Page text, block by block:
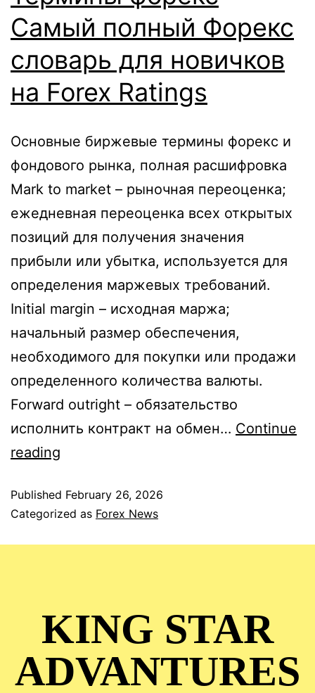
Самый полный Форекс
словарь для новичков
на Forex Ratings
Основные биржевые термины форекс и
фондового рынка, полная расшифровка
Mark to market – рыночная переоценка;
ежедневная переоценка всех открытых
позиций для получения значения
прибыли или убытка, используется для
определения маржевых требований.
Initial margin – исходная маржа;
начальный размер обеспечения,
необходимого для покупки или продажи
определенного количества валюты.
Forward outright – обязательство
исполнить контракт на обмен… Continue
reading
Published February 26, 2026
Categorized as Forex News
KING STAR
ADVANTURES